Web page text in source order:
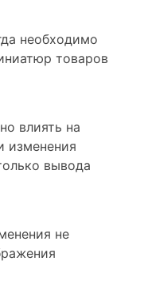
необходимо
товаров
влиять на
изменения
вывода
не